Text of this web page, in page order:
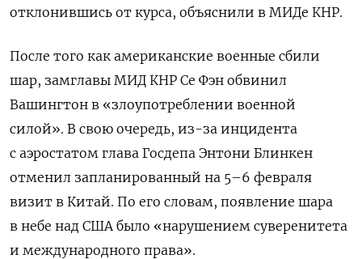
отклонившись от курса, объяснили в МИДе КНР.
После того как американские военные сбили
шар, замглавы МИД КНР Се Фэн обвинил
Вашингтон в «злоупотреблении военной
силой». В свою очередь, из-за инцидента
с аэростатом глава Госдепа Энтони Блинкен
отменил запланированный на 5–6 февраля
визит в Китай. По его словам, появление шара
в небе над США было «нарушением суверенитета
и международного права».